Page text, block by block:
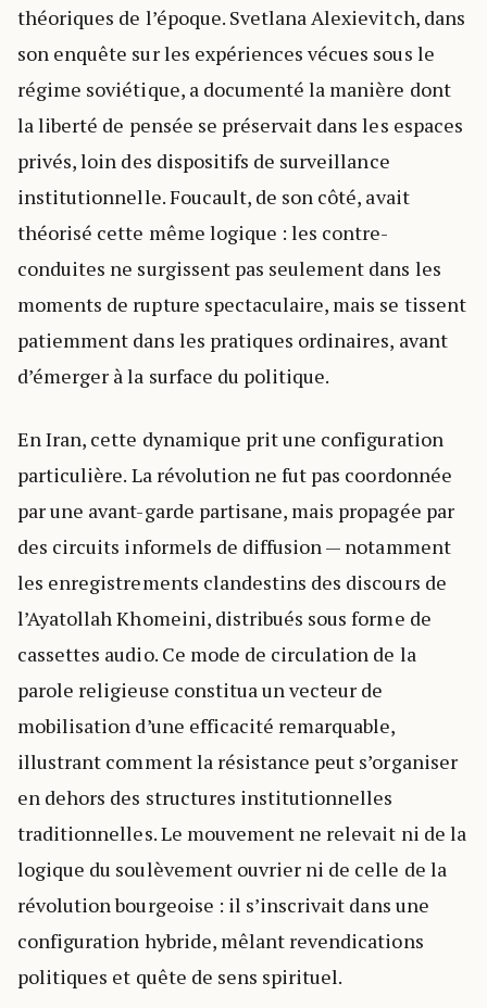
théoriques de l’époque. Svetlana Alexievitch, dans
son enquête sur les expériences vécues sous le
régime soviétique, a documenté la manière dont
la liberté de pensée se préservait dans les espaces
privés, loin des dispositifs de surveillance
institutionnelle. Foucault, de son côté, avait
théorisé cette même logique : les contre-
conduites ne surgissent pas seulement dans les
moments de rupture spectaculaire, mais se tissent
patiemment dans les pratiques ordinaires, avant
d’émerger à la surface du politique.
En Iran, cette dynamique prit une configuration
particulière. La révolution ne fut pas coordonnée
par une avant-garde partisane, mais propagée par
des circuits informels de diffusion — notamment
les enregistrements clandestins des discours de
l’Ayatollah Khomeini, distribués sous forme de
cassettes audio. Ce mode de circulation de la
parole religieuse constitua un vecteur de
mobilisation d’une efficacité remarquable,
illustrant comment la résistance peut s’organiser
en dehors des structures institutionnelles
traditionnelles. Le mouvement ne relevait ni de la
logique du soulèvement ouvrier ni de celle de la
révolution bourgeoise : il s’inscrivait dans une
configuration hybride, mêlant revendications
politiques et quête de sens spirituel.